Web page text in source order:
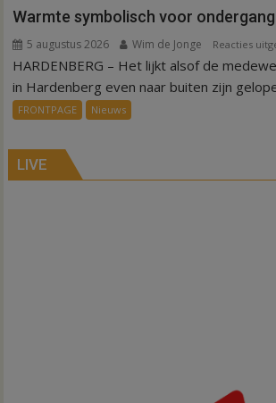
Warmte symbolisch voor
5 augustus 2026 Wim de Jonge Reacties
HARDENBERG – Het lijkt alsof de
in Hardenberg even naar buiten zijn
FRONTPAGE Nieuws
LIVE